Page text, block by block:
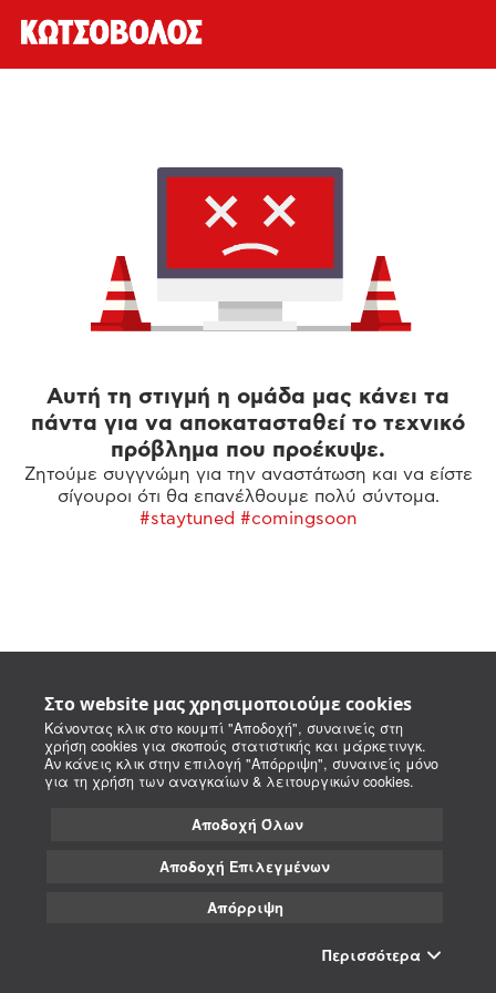
Στο website μας χρησιμοποιούμε cookies
Κάνοντας κλικ στο κουμπί "Αποδοχή", συναινείς στη
χρήση cookies για σκοπούς στατιστικής και μάρκετινγκ.
Αν κάνεις κλικ στην επιλογή "Απόρριψη", συναινείς μόνο
για τη χρήση των αναγκαίων & λειτουργικών cookies.
Αποδοχή Όλων
Αποδοχή Επιλεγμένων
Απόρριψη
Περισσότερα
Αυτή τη στιγμή η ομάδα μας κάνει τα
πάντα για να αποκατασταθεί το τεχνικό
πρόβλημα που προέκυψε.
Ζητούμε συγγνώμη για την αναστάτωση και να είστε
σίγουροι ότι θα επανέλθουμε πολύ σύντομα.
#staytuned #comingsoon